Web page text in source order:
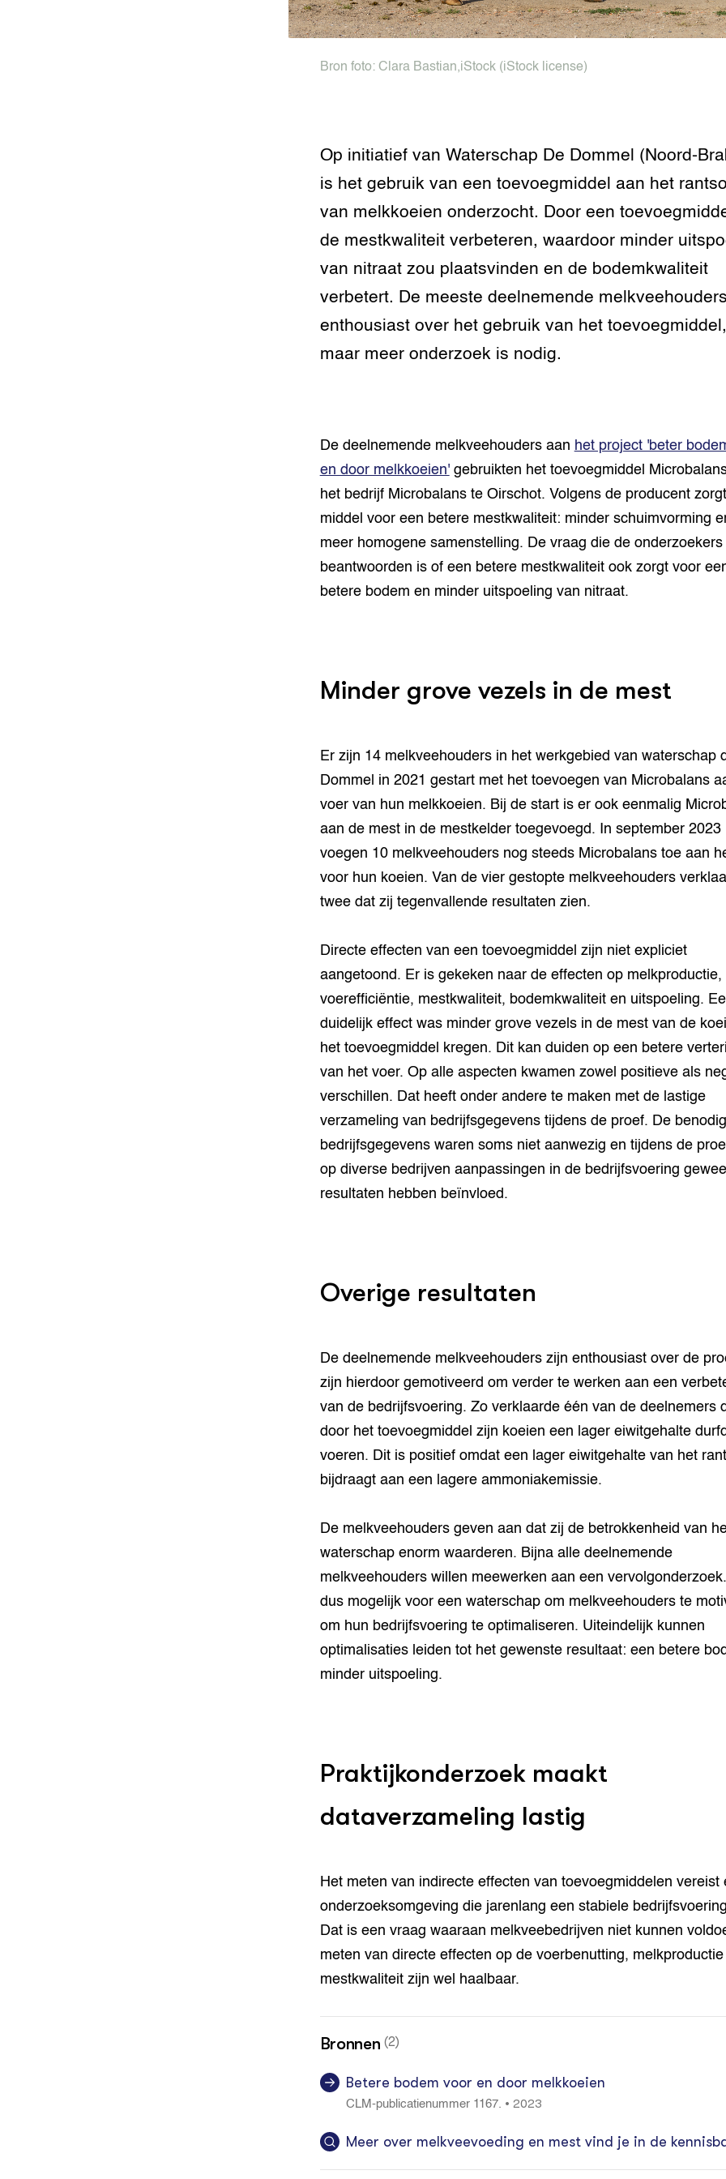
Foodsector
Integraal Aanpakken
Groen, welbevinden en
klimaatadaptatie
CoE Groen
Invasieve exoten
Plantaardige genetische
bronnen
landbouwhuisdieren
Bron foto: Clara Bastian,iStock(iStock license)
Op initiatief van Waterschap De Dommel (Noord-
is het gebruik van een toevoegmiddel aan het
van melkkoeien onderzocht. Door een
de mestkwaliteit verbeteren, waardoor minder
van nitraat zou plaatsvinden en de bodemkwaliteit
verbetert. De meeste deelnemende
enthousiast over het gebruik van het toevoegmiddel,
maar meer onderzoek is nodig.
De deelnemende melkveehouders aan het project 'beter
en door melkkoeien'gebruikten het toevoegmiddel
het bedrijf Microbalans te Oirschot. Volgens de producent
middel voor een betere mestkwaliteit: minder schuimvorming
meer homogene samenstelling. De vraag die de onderzoekers
beantwoorden is of een betere mestkwaliteit ook zorgt voor
betere bodem en minder uitspoeling van nitraat.
Minder grove vezels in de mest
Er zijn 14 melkveehouders in het werkgebied van waterschap
Dommel in 2021 gestart met het toevoegen van Microbalans
voer van hun melkkoeien. Bij de start is er ook eenmalig
aan de mest in de mestkelder toegevoegd. In september 2023
voegen 10 melkveehouders nog steeds Microbalans toe aan
voor hun koeien. Van de vier gestopte melkveehouders
twee dat zij tegenvallende resultaten zien.
Directe effecten van een toevoegmiddel zijn niet expliciet
aangetoond. Er is gekeken naar de effecten op melkproductie,
voerefficiëntie, mestkwaliteit, bodemkwaliteit en uitspoeling.
duidelijk effect was minder grove vezels in de mest van de
het toevoegmiddel kregen. Dit kan duiden op een betere
van het voer. Op alle aspecten kwamen zowel positieve als
verschillen. Dat heeft onder andere te maken met de lastige
verzameling van bedrijfsgegevens tijdens de proef. De
bedrijfsgegevens waren soms niet aanwezig en tijdens de
op diverse bedrijven aanpassingen in de bedrijfsvoering
resultaten hebben beïnvloed.
Overige resultaten
De deelnemende melkveehouders zijn enthousiast over de
zijn hierdoor gemotiveerd om verder te werken aan een
van de bedrijfsvoering. Zo verklaarde één van de deelnemers
door het toevoegmiddel zijn koeien een lager eiwitgehalte
voeren. Dit is positief omdat een lager eiwitgehalte van het
bijdraagt aan een lagere ammoniakemissie.
De melkveehouders geven aan dat zij de betrokkenheid van
waterschap enorm waarderen. Bijna alle deelnemende
melkveehouders willen meewerken aan een
dus mogelijk voor een waterschap om melkveehouders te
om hun bedrijfsvoering te optimaliseren. Uiteindelijk kunnen
optimalisaties leiden tot het gewenste resultaat: een betere
minder uitspoeling.
Praktijkonderzoek maakt
dataverzameling lastig
Het meten van indirecte effecten van toevoegmiddelen vereist
onderzoeksomgeving die jarenlang een stabiele
Dat is een vraag waaraan melkveebedrijven niet kunnen
meten van directe effecten op de voerbenutting, melkproductie
mestkwaliteit zijn wel haalbaar.
Bronnen (2)
Betere bodem voor en door melkkoeien
CLM-publicatienummer 1167. • 2023
Meer over melkveevoeding en mest vind je in de